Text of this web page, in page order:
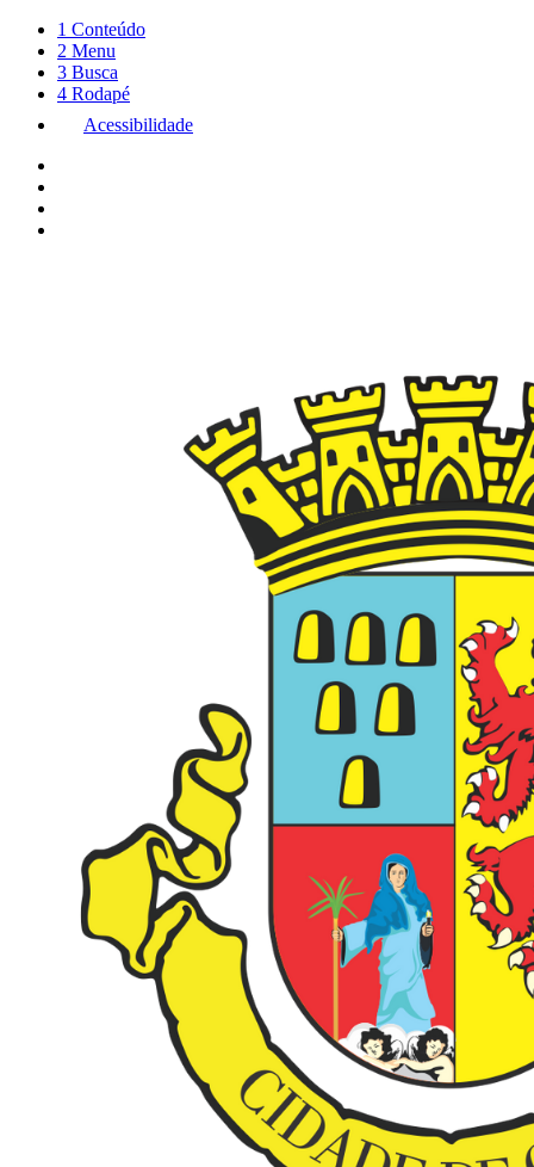
1 Conteúdo
2 Menu
3 Busca
4 Rodapé
Acessibilidade